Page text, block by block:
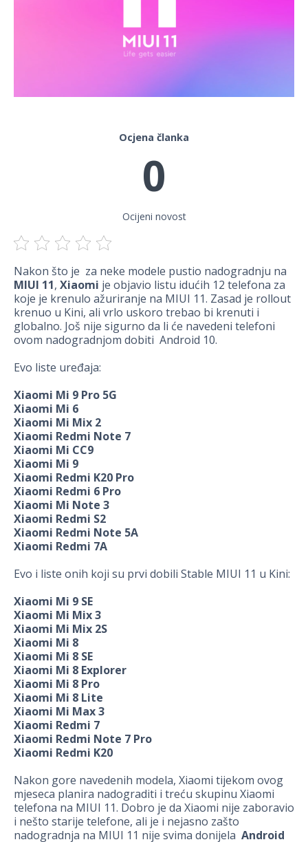
Ocjena članka
0
Ocijeni novost
Nakon što je za neke modele pustio nadogradnju na
MIUI 11, Xiaomi je objavio listu idućih 12 telefona za
koje je krenulo ažuriranje na MIUI 11. Zasad je rollout
krenuo u Kini, ali vrlo uskoro trebao bi krenuti i
globalno. Još nije sigurno da li će navedeni telefoni
ovom nadogradnjom dobiti Android 10.
Evo liste uređaja:
Xiaomi Mi 9 Pro 5G
Xiaomi Mi 6
Xiaomi Mi Mix 2
Xiaomi Redmi Note 7
Xiaomi Mi CC9
Xiaomi Mi 9
Xiaomi Redmi K20 Pro
Xiaomi Redmi 6 Pro
Xiaomi Mi Note 3
Xiaomi Redmi S2
Xiaomi Redmi Note 5A
Xiaomi Redmi 7A
Evo i liste onih koji su prvi dobili Stable MIUI 11 u Kini:
Xiaomi Mi 9 SE
Xiaomi Mi Mix 3
Xiaomi Mi Mix 2S
Xiaomi Mi 8
Xiaomi Mi 8 SE
Xiaomi Mi 8 Explorer
Xiaomi Mi 8 Pro
Xiaomi Mi 8 Lite
Xiaomi Mi Max 3
Xiaomi Redmi 7
Xiaomi Redmi Note 7 Pro
Xiaomi Redmi K20
Nakon gore navedenih modela, Xiaomi tijekom ovog
mjeseca planira nadograditi i treću skupinu Xiaomi
telefona na MIUI 11. Dobro je da Xiaomi nije zaboravio
i nešto starije telefone, ali je i nejasno zašto
nadogradnja na MIUI 11 nije svima donijela Android